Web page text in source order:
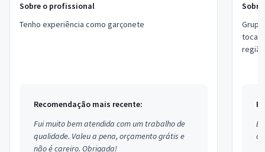
Sobre o profissional
Tenho experiência como garçonete
Recomendação mais recente:
Fui muito bem atendida com um trabalho de
qualidade. Valeu a pena, orçamento grátis e
não é careiro. Obrigada!